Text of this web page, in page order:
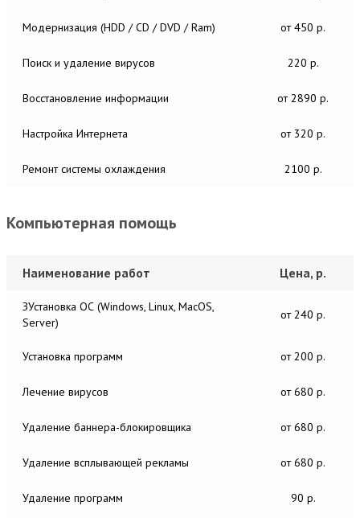
Модернизация (HDD / CD / DVD / Ram) от 450 р.
Поиск и удаление вирусов 220 р.
Восстановление информации от 2890 р.
Настройка Интернета от 320 р.
Ремонт системы охлаждения 2100 р.
Компьютерная помощь
Наименование работ Цена, р.
ЗУстановка ОС (Windows, Linux, MacOS,
Server)
от 240 р.
Установка программ от 200 р.
Лечение вирусов от 680 р.
Удаление баннера-блокировщика от 680 р.
Удаление всплывающей рекламы от 680 р.
Удаление программ 90 р.